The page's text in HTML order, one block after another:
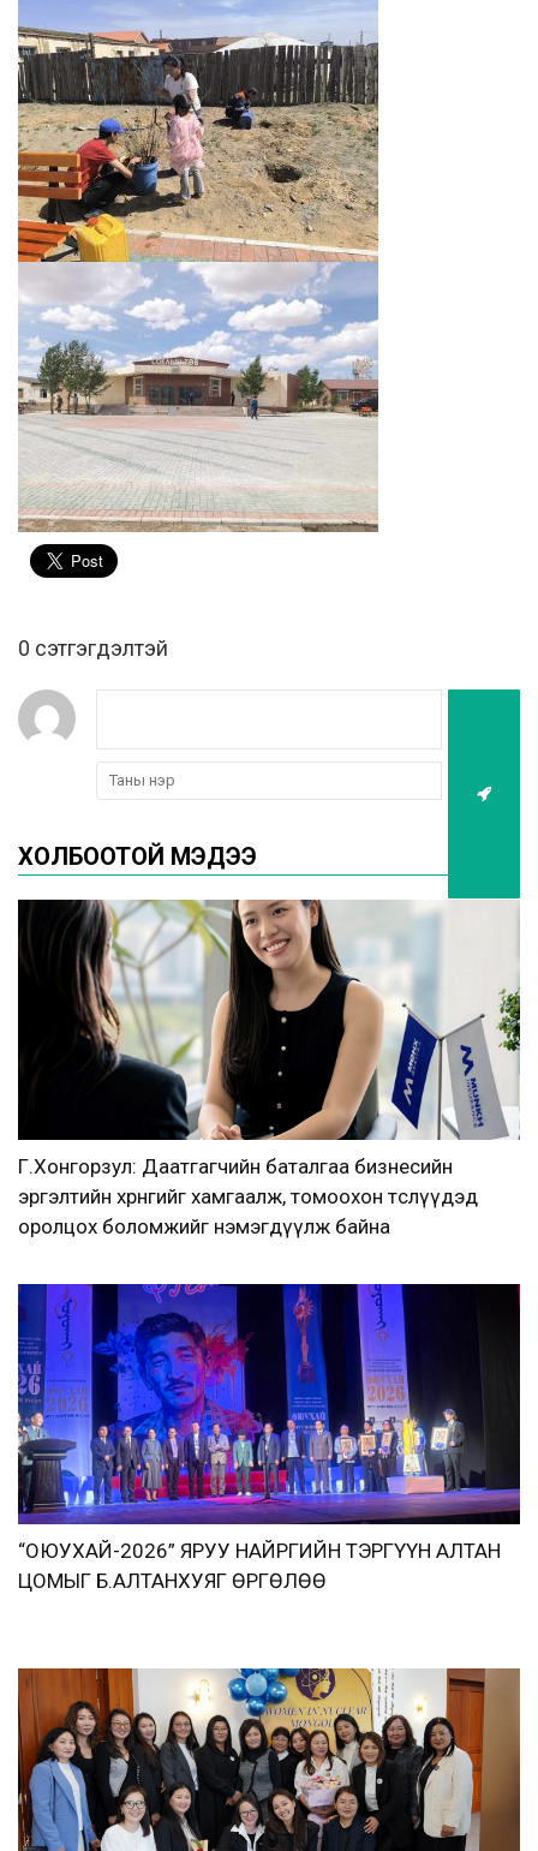
0 cэтгэгдэлтэй
ХОЛБООТОЙ МЭДЭЭ
Г.Хонгорзул: Даатгагчийн баталгаа бизнесийн
эргэлтийн хөрөнгийг хамгаалж, томоохон төслүүдэд
оролцох боломжийг нэмэгдүүлж байна
“ОЮУХАЙ-2026” ЯРУУ НАЙРГИЙН ТЭРГҮҮН АЛТАН
ЦОМЫГ Б.АЛТАНХУЯГ ӨРГӨЛӨӨ